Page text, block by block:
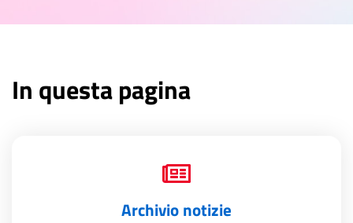
In questa pagina
Archivio notizie